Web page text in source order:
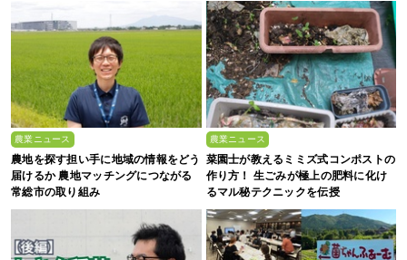
農業ニュース
農地を探す担い手に地域の情報をどう
届けるか 農地マッチングにつながる
常総市の取り組み
農業ニュース
菜園士が教えるミミズ式コンポストの
作り方！ 生ごみが極上の肥料に化け
るマル秘テクニックを伝授